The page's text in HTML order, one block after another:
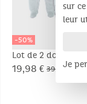
-50%
Lot de 2 dors-bien
velours brodé
19,98 € 39,95 €
sur
leur
Je